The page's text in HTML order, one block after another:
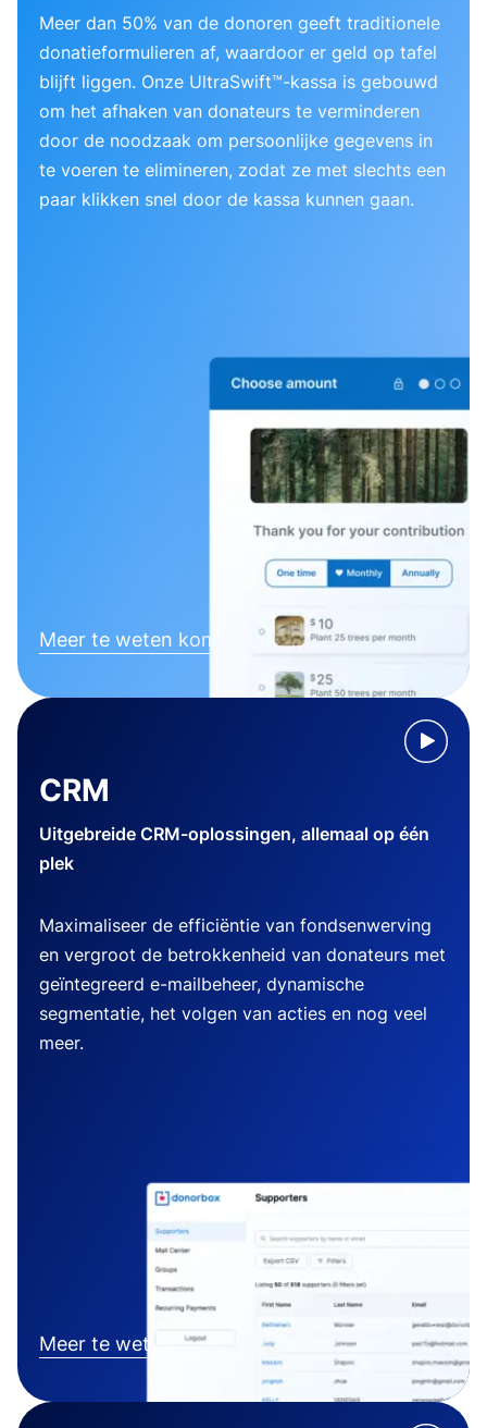
Meer dan 50% van de donoren geeft traditionele
donatieformulieren af, waardoor er geld op tafel
blijft liggen. Onze UltraSwift™-kassa is gebouwd
om het afhaken van donateurs te verminderen
door de noodzaak om persoonlijke gegevens in
te voeren te elimineren, zodat ze met slechts een
paar klikken snel door de kassa kunnen gaan.
Meer te weten komen
CRM
Uitgebreide CRM-oplossingen, allemaal op één
plek
Maximaliseer de efficiëntie van fondsenwerving
en vergroot de betrokkenheid van donateurs met
geïntegreerd e-mailbeheer, dynamische
segmentatie, het volgen van acties en nog veel
meer.
Meer te weten komen